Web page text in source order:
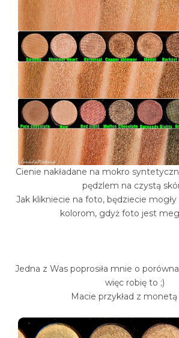
Cienie nakładane na mokro
pędzlem na czystą
Jak klikniecie na foto, będziecie mogły
kolorom, gdyż foto jest
Jedna z Was poprosiła mnie o
więc robię to ;)
Macie przykład z monetą